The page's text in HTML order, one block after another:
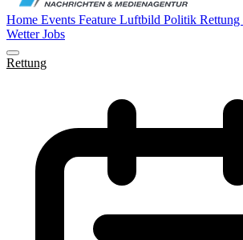
Home Events Feature Luftbild Politik Rettung
WetterJobs
Rettung